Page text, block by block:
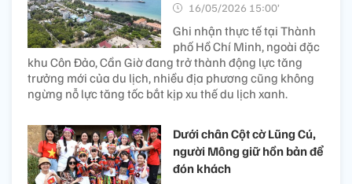
16/05/2026 15:00’
Ghi nhận thực tế tại Thành
phố Hồ Chí Minh, ngoài đặc
khu Côn Đảo, Cần Giờ đang trở thành động lực tăng
trưởng mới của du lịch, nhiều địa phương cũng không
ngừng nỗ lực tăng tốc bắt kịp xu thế du lịch xanh.
Dưới chân Cột cờ Lũng Cú,
người Mông giữ hồn bản để
đón khách